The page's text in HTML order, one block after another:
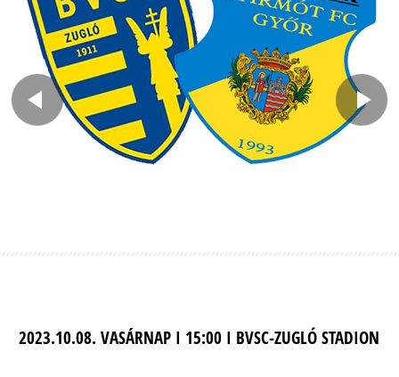
2023.10.08. VASÁRNAP I 15:00 I BVSC-ZUGLÓ STADION